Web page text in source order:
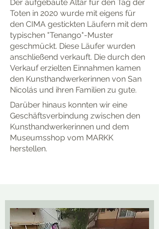
Der aufgebaute Altar für den Tag der
Toten in 2020 wurde mit eigens für
den CIMA gestickten Läufern mit dem
typischen "Tenango"-Muster
geschmückt. Diese Läufer wurden
anschließend verkauft. Die durch den
Verkauf erzielten Einnahmen kamen
den Kunsthandwerkerinnen von San
Nicolás und ihren Familien zu gute.
Darüber hinaus konnten wir eine
Geschäftsverbindung zwischen den
Kunsthandwerkerinnen und dem
Museumsshop vom MARKK
herstellen.